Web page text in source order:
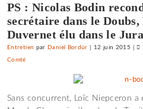
PS : Nicolas Bodin
secrétaire dans le
Duvernet élu dans le Jura
Entretien par Daniel Bordür 12 juin 2015
Comté
Sans concurrent, Loïc Niepceron a